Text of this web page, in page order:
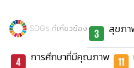
SDGs ที่เกี่ยวข้อง สุขภา
การศึกษาที่มีคุณภาพ